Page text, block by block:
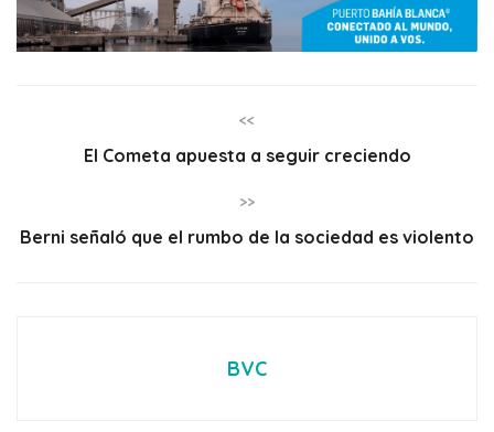
<<
El Cometa apuesta a seguir creciendo
>>
Berni señaló que el rumbo de la sociedad es violento
BVC